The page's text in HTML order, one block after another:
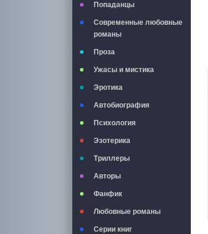
Попаданцы
Современные любовные
романы
Проза
Ужасы и мистика
Эротика
Автобиография
Психология
Эзотерика
Триллеры
Авторы
Фанфик
Любовные романы
Серии книг